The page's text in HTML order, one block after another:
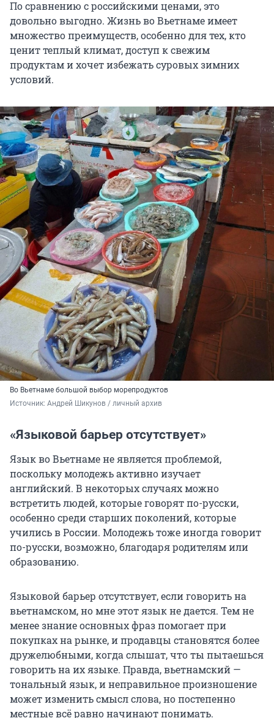
По сравнению с российскими ценами, это
довольно выгодно. Жизнь во Вьетнаме имеет
множество преимуществ, особенно для тех, кто
ценит теплый климат, доступ к свежим
продуктам и хочет избежать суровых зимних
условий.
Во Вьетнаме большой выбор морепродуктов
Источник: Андрей Шикунов / личный архив
«Языковой барьер отсутствует»
Язык во Вьетнаме не является проблемой,
поскольку молодежь активно изучает
английский. В некоторых случаях можно
встретить людей, которые говорят по-русски,
особенно среди старших поколений, которые
учились в России. Молодежь тоже иногда говорит
по-русски, возможно, благодаря родителям или
образованию.
Языковой барьер отсутствует, если говорить на
вьетнамском, но мне этот язык не дается. Тем не
менее знание основных фраз помогает при
покупках на рынке, и продавцы становятся более
дружелюбными, когда слышат, что ты пытаешься
говорить на их языке. Правда, вьетнамский —
тональный язык, и неправильное произношение
может изменить смысл слова, но постепенно
местные всё равно начинают понимать.